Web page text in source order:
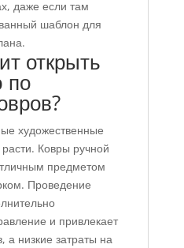
даже если там
шаблон для
открыть
по
художественные
Ковры ручной
предметом
Проведение
и привлекает
а низкие затраты на